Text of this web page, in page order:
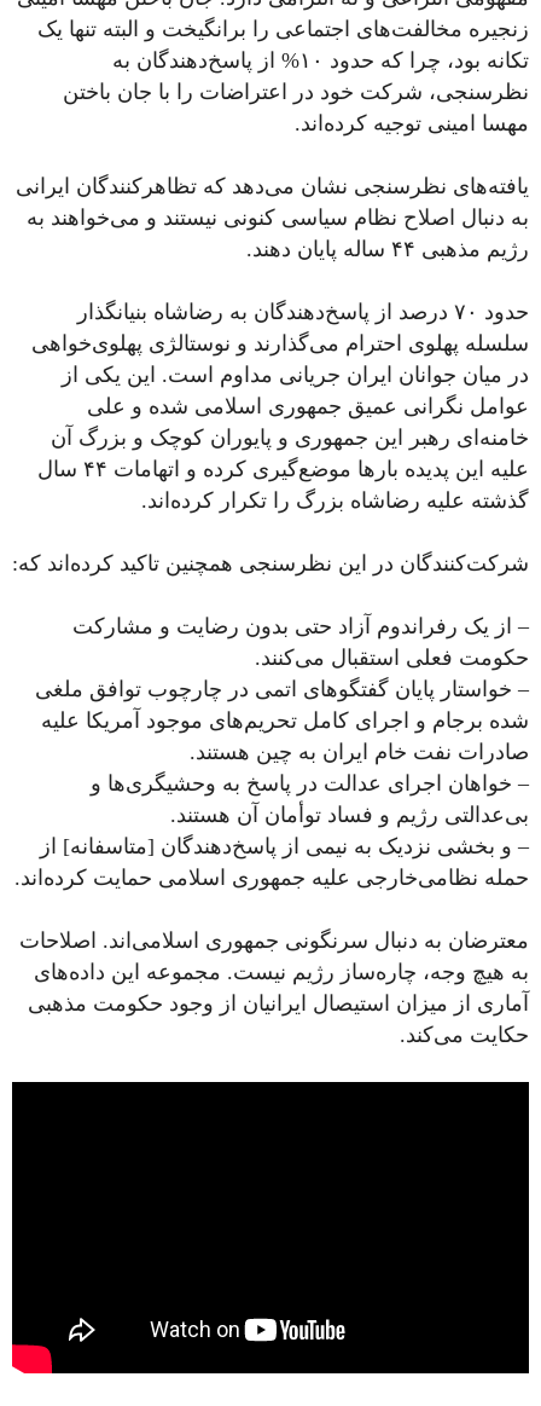
زنجیره مخالفت‌های اجتماعی را برانگیخت و البته تنها یک
تکانه بود، چرا که حدود ۱۰% از پاسخ‌دهندگان به
نظرسنجی، شرکت خود در اعتراضات را با جان باختن
مهسا امینی توجیه کرده‌اند.
یافته‌های نظرسنجی نشان می‌دهد که تظاهرکنندگان ایرانی
به دنبال اصلاح نظام سیاسی کنونی نیستند و می‌خواهند به
رژیم مذهبی ۴۴ ساله پایان دهند.
حدود ۷۰ درصد از پاسخ‌دهندگان به رضاشاه بنیانگذار
سلسله پهلوی احترام می‌گذارند و نوستالژی پهلوی‌خواهی
در میان جوانان ایران جریانی مداوم است. این یکی از
عوامل نگرانی عمیق جمهوری اسلامی شده و علی
خامنه‌ای رهبر این جمهوری و پایوران کوچک و بزرگ آن
علیه این پدیده بارها موضع‌گیری کرده و اتهامات ۴۴ سال
گذشته علیه رضاشاه بزرگ را تکرار کرده‌اند.
شرکت‌کنندگان در این نظرسنجی همچنین تاکید کرده‌اند که:
– از یک رفراندوم آزاد حتی بدون رضایت و مشارکت
حکومت فعلی استقبال می‌کنند.
– خواستار پایان گفتگوهای اتمی‌ در چارچوب توافق ملغی
شده برجام و اجرای کامل تحریم‌های موجود آمریکا علیه
صادرات نفت خام ایران به چین هستند.
– خواهان اجرای عدالت در پاسخ به وحشیگری‌ها و
بی‌عدالتی رژیم و فساد توأمان آن هستند.
– و بخشی نزدیک به نیمی‌ از پاسخ‌دهندگان [متاسفانه] از
حمله نظامی‌خارجی علیه جمهوری اسلامی حمایت کرده‌اند.
معترضان به دنبال سرنگونی جمهوری اسلامی‌اند. اصلاحات
به هیچ وجه، چاره‌ساز رژیم نیست. مجموعه این داده‌های
آماری از میزان استیصال ایرانیان از وجود حکومت مذهبی
حکایت می‌کند.